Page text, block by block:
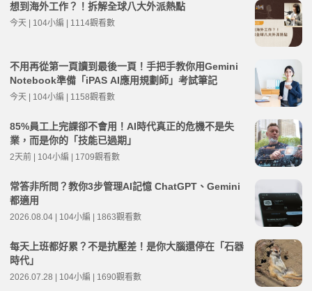
想到海外工作？！拆解全球八大外派熱點
今天 | 104小編 | 1114觀看數
不用再從第一頁讀到最後一頁！手把手教你用Gemini
Notebook準備「iPAS AI應用規劃師」考試筆記
今天 | 104小編 | 1158觀看數
85%員工上完課卻不會用！AI時代真正的危機不是失
業，而是你的「技能已過期」
2天前 | 104小編 | 1709觀看數
常答非所問？教你3步管理AI記憶 ChatGPT、Gemini
都適用
2026.08.04 | 104小編 | 1863觀看數
每天上班都好累？不是抗壓差！是你大腦還停在「石器
時代」
2026.07.28 | 104小編 | 1690觀看數